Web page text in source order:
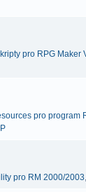
pro RPG Maker
pro program
pro RM 2000/2003,